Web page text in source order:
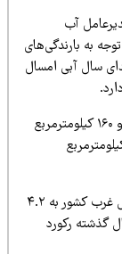
آب
بارندگی‌های
آبی امسال
وی افزود: اکنون وسعت دریاچه ارومیه به سه هزار و ۱۶۰ کیلومترمربع
و ۶۷۰ کیلومترمربع
غفارزاده ادامه داد: اکنون حجم این نگین آبی شمال غرب کشور به ۴.۲
رکورد